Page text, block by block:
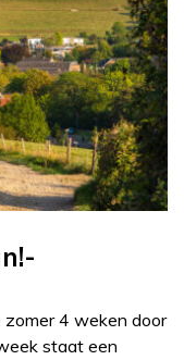
4 weken door
staat een